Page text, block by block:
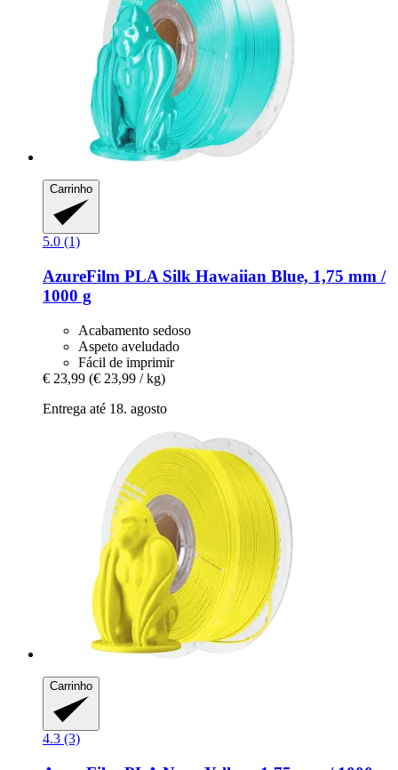
Carrinho
5.0 (1)
AzureFilm PLA Silk Hawaiian Blue, 1,75 mm /
1000 g
Acabamento sedoso
Aspeto aveludado
Fácil de imprimir
€ 23,99 (€ 23,99 / kg)
Entrega até 18. agosto
Carrinho
4.3 (3)